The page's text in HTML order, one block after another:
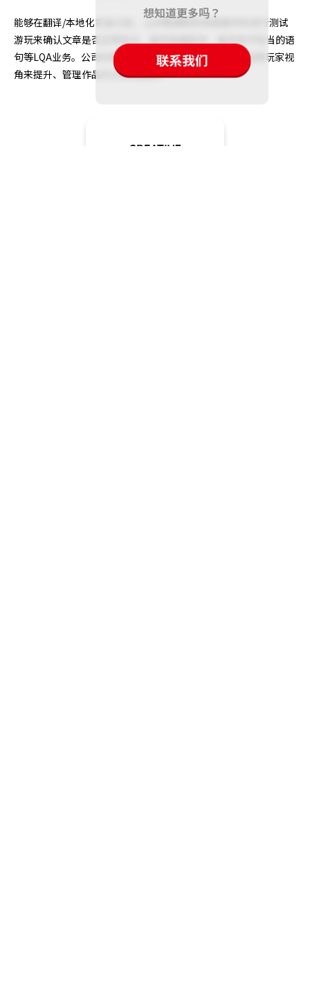
能够在翻译/本地化实装之后，让对象国家的母语者实际进行测试
游玩来确认文章是否正常显示、是否有错别字、是否有不恰当的语
句等LQA业务。公司内常驻着经验丰富的测试员，能够活用玩家视
角来提升、管理作品内文章的品质。
想知道更多吗？